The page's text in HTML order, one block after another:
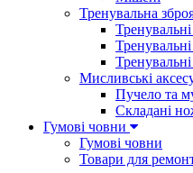
Тренувальна
Мисливські
Пучело та
Складані
Гумові човни
Гумові човни
Товари для